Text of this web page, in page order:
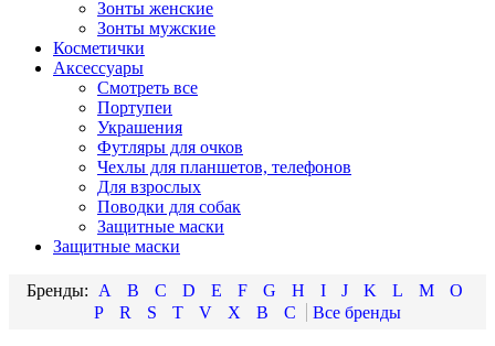
Зонты женские
Зонты мужские
Косметички
Аксессуары
Смотреть все
Портупеи
Украшения
Футляры для очков
Чехлы для планшетов, телефонов
Для взрослых
Поводки для собак
Защитные маски
Защитные маски
A B C D E F G H I J K L M
O
P
R S T V X В С